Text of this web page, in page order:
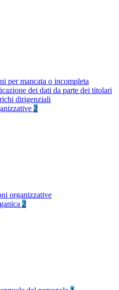
per mancata o incompleta
dei dati da parte dei titolari
dirigenziali
2
organizzative
2